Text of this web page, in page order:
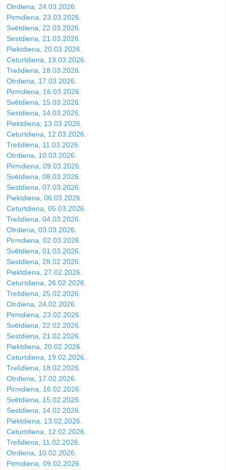
Otrdiena, 24.03.2026.
Pirmdiena, 23.03.2026.
Svētdiena, 22.03.2026.
Sestdiena, 21.03.2026.
Piektdiena, 20.03.2026.
Ceturtdiena, 19.03.2026.
Trešdiena, 18.03.2026.
Otrdiena, 17.03.2026.
Pirmdiena, 16.03.2026.
Svētdiena, 15.03.2026.
Sestdiena, 14.03.2026.
Piektdiena, 13.03.2026.
Ceturtdiena, 12.03.2026.
Trešdiena, 11.03.2026.
Otrdiena, 10.03.2026.
Pirmdiena, 09.03.2026.
Svētdiena, 08.03.2026.
Sestdiena, 07.03.2026.
Piektdiena, 06.03.2026.
Ceturtdiena, 05.03.2026.
Trešdiena, 04.03.2026.
Otrdiena, 03.03.2026.
Pirmdiena, 02.03.2026.
Svētdiena, 01.03.2026.
Sestdiena, 28.02.2026.
Piektdiena, 27.02.2026.
Ceturtdiena, 26.02.2026.
Trešdiena, 25.02.2026.
Otrdiena, 24.02.2026.
Pirmdiena, 23.02.2026.
Svētdiena, 22.02.2026.
Sestdiena, 21.02.2026.
Piektdiena, 20.02.2026.
Ceturtdiena, 19.02.2026.
Trešdiena, 18.02.2026.
Otrdiena, 17.02.2026.
Pirmdiena, 16.02.2026.
Svētdiena, 15.02.2026.
Sestdiena, 14.02.2026.
Piektdiena, 13.02.2026.
Ceturtdiena, 12.02.2026.
Trešdiena, 11.02.2026.
Otrdiena, 10.02.2026.
Pirmdiena, 09.02.2026.